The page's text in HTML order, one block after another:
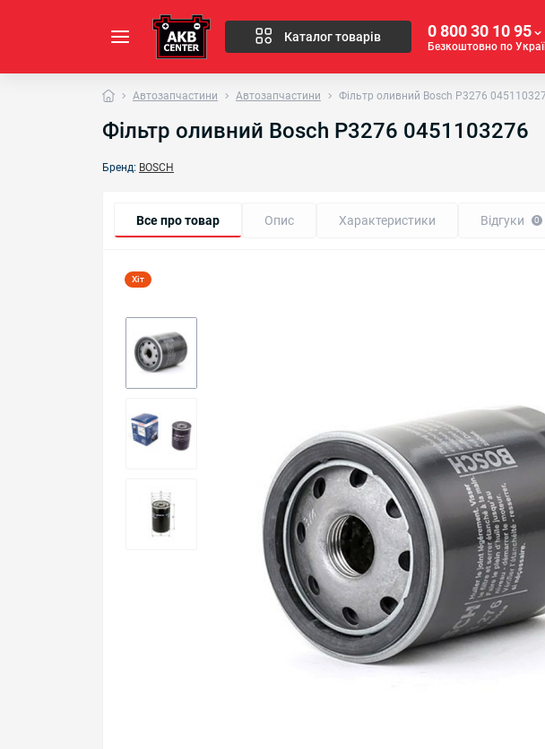
Каталог товарів 0 800 30 10 95
Безкоштовно по
Автозапчастини Автозапчастини Фільтр оливний Bosch P3276
Фільтр оливний Bosch P3276 0451103276
Бренд: BOSCH
Все про товар Опис Характеристики Відгуки 0
Хіт